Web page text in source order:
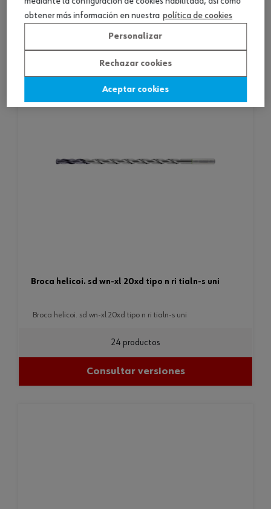
Consultar versiones
broca helicoi. sd wn-xl 20xd tipo n ri tialn-s uni
broca helicoi. sd wn-xl 20xd tipo n ri tialn-s uni
24 productos
Consultar versiones
obtener más información en nuestra política de cookies
Personalizar
Rechazar cookies
Aceptar cookies